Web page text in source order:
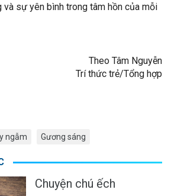
sự yên bình trong tâm hồn của mỗi
Theo Tâm Nguyễn
Trí thức trẻ/Tổng hợp
ngẫm Gương sáng
Chuyện chú ếch